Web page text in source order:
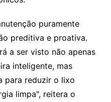
puramente
preditiva e proativa.
a ser visto não apenas
inteligente, mas
para reduzir o lixo
limpa", reitera o